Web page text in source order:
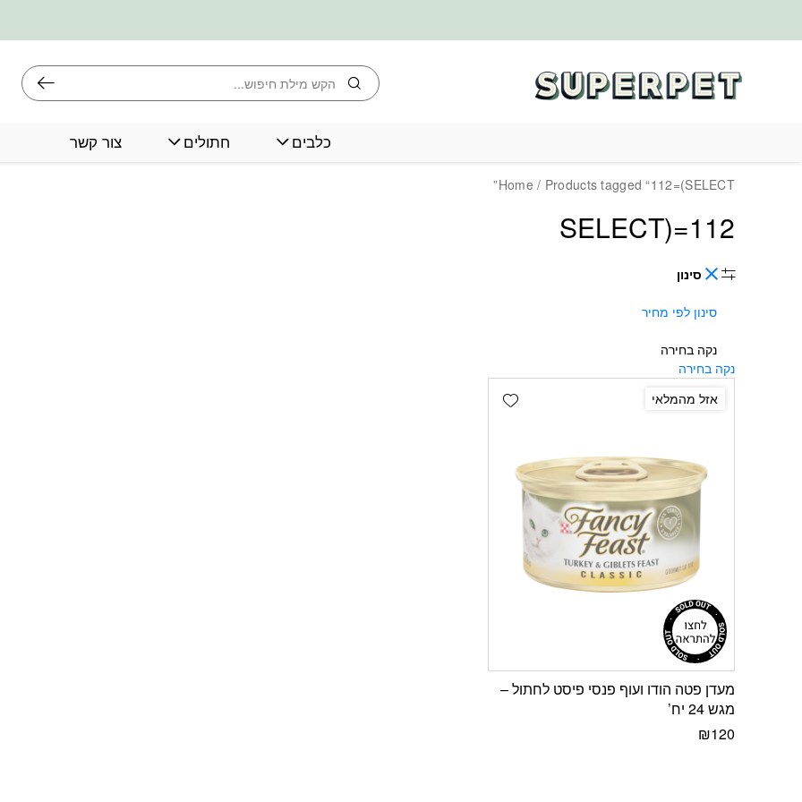
חיפוש
כלבים חתולים צור קשר
Home / Products tagged “112=(SELECT”
112=(SELECT
סינון
סינון לפי מחיר
נקה בחירה
נקה בחירה
Add wishlist אזל מהמלאי
מעדן פטה הודו ועוף פנסי פיסט לחתול –
מגש 24 יח’
₪120